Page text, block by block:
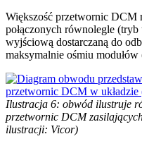
Większość przetwornic DCM
połączonych równolegle
wyjściową dostarczaną do
maksymalnie ośmiu modułów
Ilustracja 6: obwód ilustruje
przetwornic DCM
ilustracji: Vicor)